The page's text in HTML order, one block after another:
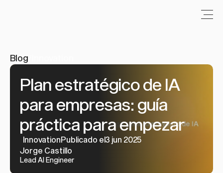
Blog
Plan estratégico de IA
para empresas: guía
práctica para empezar
InnovationPublicado el3 jun 2025
Jorge Castillo
Lead AI Engineer